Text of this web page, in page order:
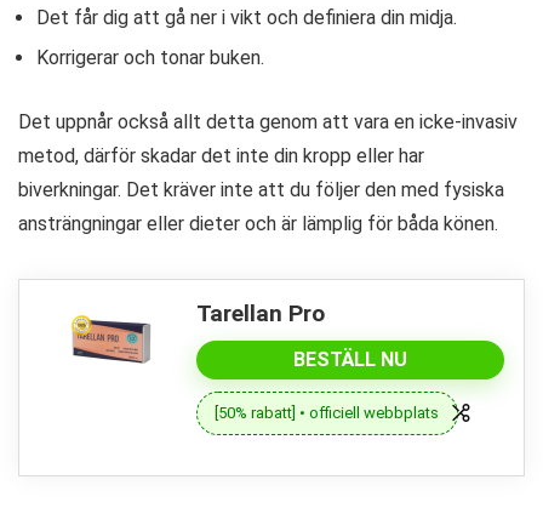
Det får dig att gå ner i vikt och definiera din midja.
Korrigerar och tonar buken.
Det uppnår också allt detta genom att vara en icke-invasiv
metod, därför skadar det inte din kropp eller har
biverkningar. Det kräver inte att du följer den med fysiska
ansträngningar eller dieter och är lämplig för båda könen.
Tarellan Pro
BESTÄLL NU
[50% rabatt] • officiell webbplats